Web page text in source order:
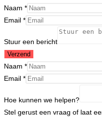
Naam *
Email *
Stuur een bericht
Verzend
Naam *
Email *
Hoe kunnen we helpen?
Stel gerust een vraag of laat